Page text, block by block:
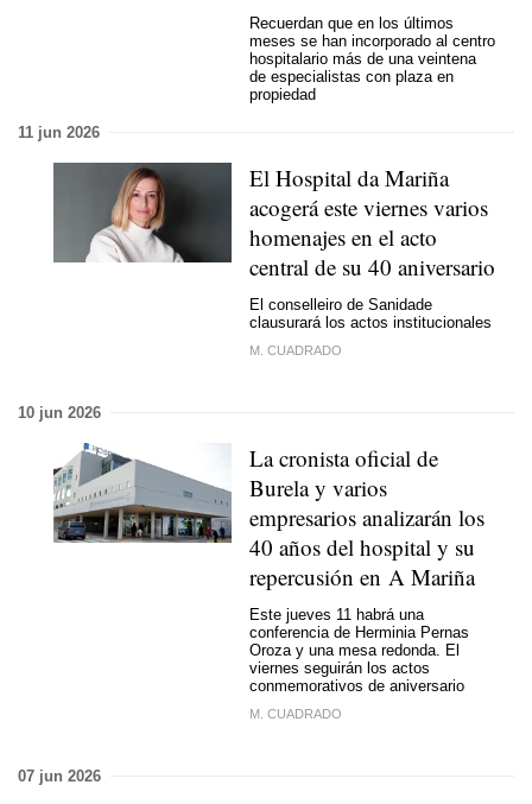
Recuerdan que en los últimos
meses se han incorporado al centro
hospitalario más de una veintena
de especialistas con plaza en
propiedad
11 jun 2026
El Hospital da Mariña
acogerá este viernes varios
homenajes en el acto
central de su 40 aniversario
El conselleiro de Sanidade
clausurará los actos institucionales
M. CUADRADO
10 jun 2026
La cronista oficial de
Burela y varios
empresarios analizarán los
40 años del hospital y su
repercusión en A Mariña
Este jueves 11 habrá una
conferencia de Herminia Pernas
Oroza y una mesa redonda. El
viernes seguirán los actos
conmemorativos de aniversario
M. CUADRADO
07 jun 2026